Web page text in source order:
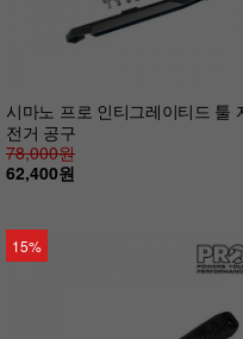
시마노 프로 인티그레이티드 툴
전거 공구
78,000원
62,400원
15%